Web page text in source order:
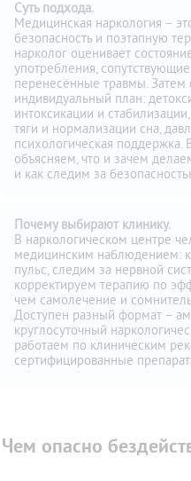
Суть подхода.
Медицинская наркология –
безопасность и поэтапную
нарколог оценивает
употребления,
перенесённые травмы. Затем
индивидуальный план:
интоксикации и
тяги и нормализации сна,
психологическая поддержка.
объясняем, что и зачем
и как следим за
Почему выбирают клинику.
В наркологическом центре
медицинским наблюдением:
пульс, следим за нервной
корректируем терапию по
чем самолечение и
Доступен разный формат –
круглосуточный
работаем по клиническим
сертифицированные
Чем опасно